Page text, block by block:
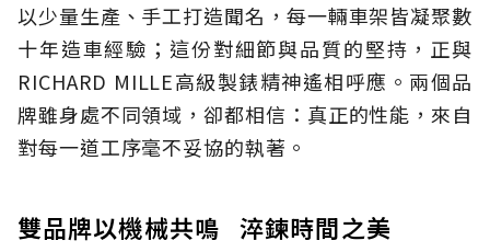
以少量生產、手工打造聞名，每一輛車架皆凝聚數
十年造車經驗；這份對細節與品質的堅持，正與
RICHARD MILLE高級製錶精神遙相呼應。兩個品
牌雖身處不同領域，卻都相信：真正的性能，來自
對每一道工序毫不妥協的執著。
雙品牌以機械共鳴 淬鍊時間之美